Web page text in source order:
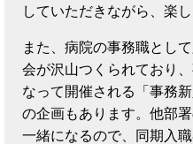
していただきながら、楽
また、病院の事務職とし
会が沢山つくられており
なって開催される「事務
の企画もあります。他部
一緒になるので、同期入